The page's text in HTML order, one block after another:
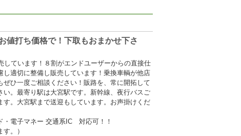
値打ち価格で！下取もおまかせ下さ
しています！８割がエンドユーザーからの直接仕
し適切に整備し販売しています！乗換車輌が他店
ひ一度ご相談ください！販路を、常に開拓して
。最寄り駅は大宮駅です。新幹線、夜行バスご
。大宮駅まで送迎もしています。お声掛けくだ
電子マネー 交通系IC 対応可！！
。）